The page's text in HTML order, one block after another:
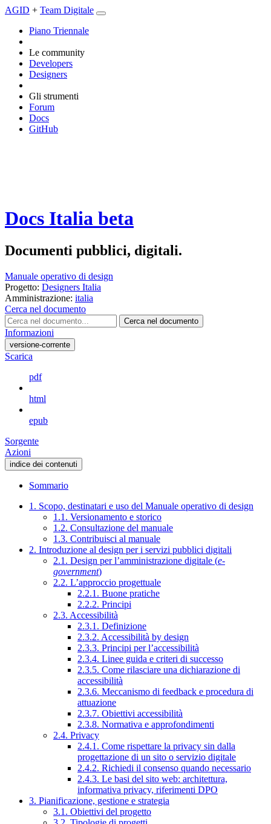
AGID + Team Digitale
Piano Triennale
Le community
Developers
Designers
Gli strumenti
Forum
Docs
GitHub
Docs Italia beta
Documenti pubblici, digitali.
Manuale operativo di design
Progetto: Designers Italia
Amministrazione: italia
Cerca nel documento
Cerca nel documento
Informazioni
versione-corrente
Scarica
pdf
html
epub
Sorgente
Azioni
indice dei contenuti
Sommario
1. Scopo, destinatari e uso del Manuale operativo di design
1.1. Versionamento e storico
1.2. Consultazione del manuale
1.3. Contribuisci al manuale
2. Introduzione al design per i servizi pubblici digitali
2.1. Design per l’amministrazione digitale (e-
government)
2.2. L’approccio progettuale
2.2.1. Buone pratiche
2.2.2. Principi
2.3. Accessibilità
2.3.1. Definizione
2.3.2. Accessibilità by design
2.3.3. Principi per l’accessibilità
2.3.4. Linee guida e criteri di successo
2.3.5. Come rilasciare una dichiarazione di
accessibilità
2.3.6. Meccanismo di feedback e procedura di
attuazione
2.3.7. Obiettivi accessibilità
2.3.8. Normativa e approfondimenti
2.4. Privacy
2.4.1. Come rispettare la privacy sin dalla
progettazione di un sito o servizio digitale
2.4.2. Richiedi il consenso quando necessario
2.4.3. Le basi del sito web: architettura,
informativa privacy, riferimenti DPO
3. Pianificazione, gestione e strategia
3.1. Obiettivi del progetto